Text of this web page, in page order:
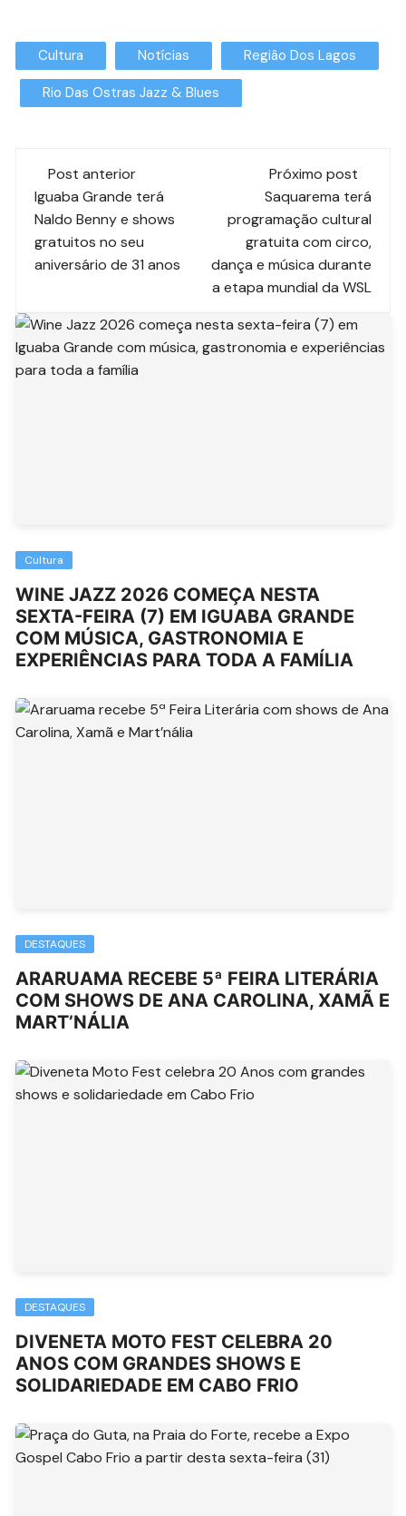
Cultura Notícias Região Dos Lagos
Rio Das Ostras Jazz & Blues
Post anterior
Iguaba Grande terá
Naldo Benny e shows
gratuitos no seu
aniversário de 31 anos
Próximo post
Saquarema terá
programação cultural
gratuita com circo,
dança e música durante
a etapa mundial da WSL
Cultura
WINE JAZZ 2026 COMEÇA NESTA
SEXTA-FEIRA (7) EM IGUABA GRANDE
COM MÚSICA, GASTRONOMIA E
EXPERIÊNCIAS PARA TODA A FAMÍLIA
DESTAQUES
ARARUAMA RECEBE 5ª FEIRA LITERÁRIA
COM SHOWS DE ANA CAROLINA, XAMÃ E
MART’NÁLIA
DESTAQUES
DIVENETA MOTO FEST CELEBRA 20
ANOS COM GRANDES SHOWS E
SOLIDARIEDADE EM CABO FRIO